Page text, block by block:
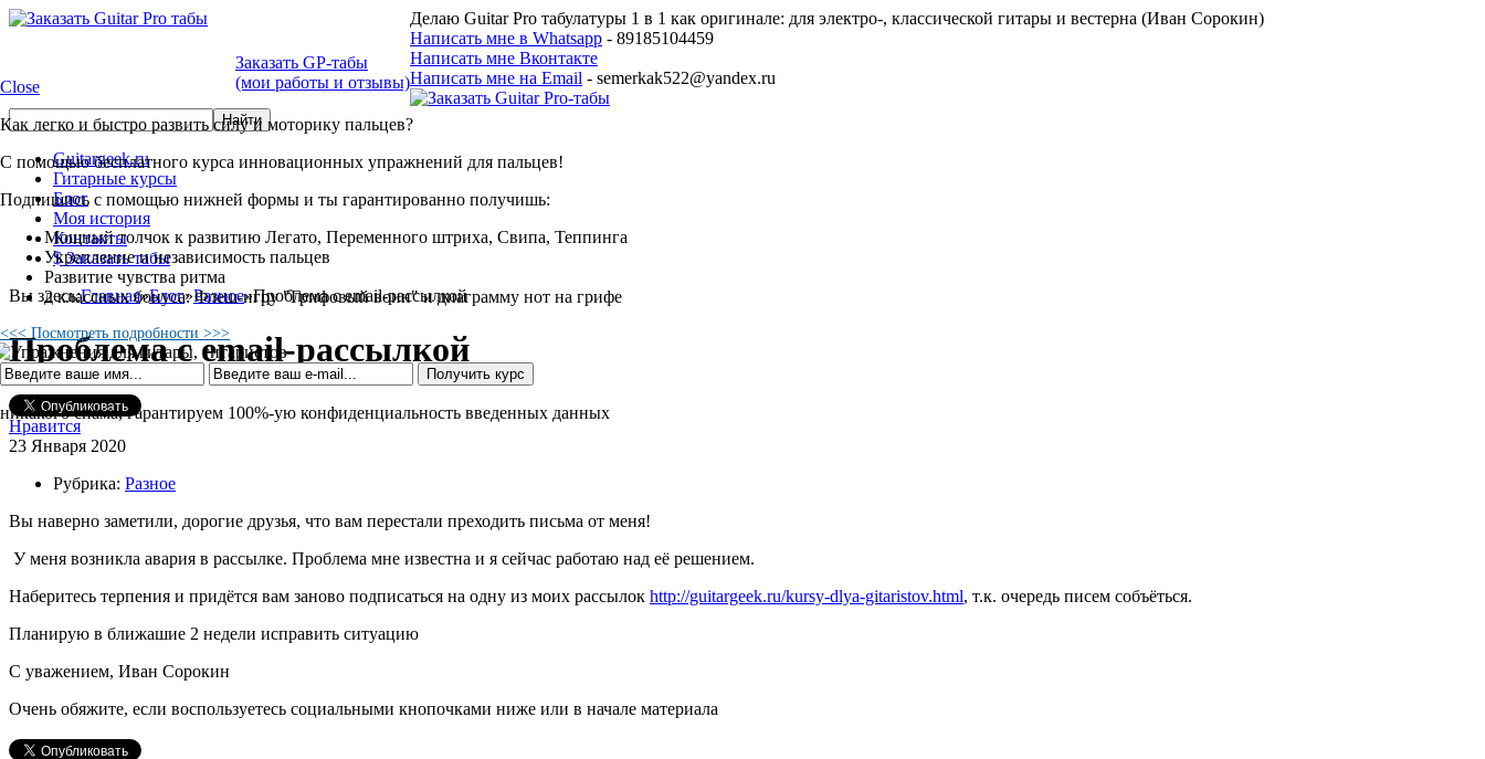
Заказать GP-табы
(мои работы и отзывы)
Делаю Guitar Pro табулатуры 1 в 1 как оригинале: для электро-, классической гитары и вестерна (Иван Сорокин)
Написать мне в Whatsapp - 89185104459
Написать мне Вконтакте
Написать мне на Email - semerkak522@yandex.ru
Guitargeek.ru
Гитарные курсы
Блог
Моя история
Контакты
$ Заказать табы
Вы здесь:Главная»Блог»Разное»Проблема с email-рассылкой
Проблема с email-рассылкой
Нравится
23 Января 2020
Рубрика: Разное
Вы наверно заметили, дорогие друзья, что вам перестали преходить письма от меня!
У меня возникла авария в рассылке. Проблема мне известна и я сейчас работаю над её решением.
Наберитесь терпения и придётся вам заново подписаться на одну из моих рассылок http://guitargeek.ru/kursy-dlya-gitaristov.html, т.к. очередь писем собъёться.
Планирую в ближашие 2 недели исправить ситуацию
С уважением, Иван Сорокин
Очень обяжите, если воспользуетесь социальными кнопочками ниже или в начале материала
Close
Как легко и быстро развить силу и моторику пальцев?
С помощью бесплатного курса инновационных упражнений для пальцев!
Подпишись с помощью нижней формы и ты гарантированно получишь:
Мощный толчок к развитию Легато, Переменного штриха, Свипа, Теппинга
Укрепление и независимость пальцев
Развитие чувства ритма
2 классных бонуса: Флеш-игру "Грифовый воин" и диаграмму нот на грифе
<<< Посмотреть подробности >>>
никакого спама, гарантируем 100%-ую конфиденциальность введенных данных